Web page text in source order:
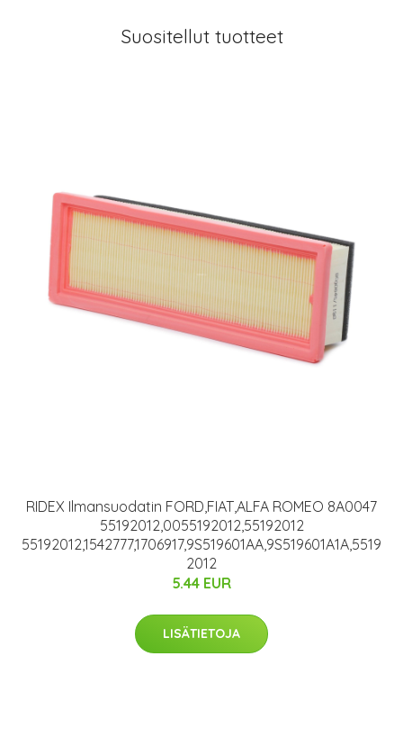
Suositellut tuotteet
RIDEX Ilmansuodatin FORD,FIAT,ALFA ROMEO 8A0047
55192012,0055192012,55192012
55192012,1542777,1706917,9S519601AA,9S519601A1A,5519
2012
5.44 EUR
LISÄTIETOJA